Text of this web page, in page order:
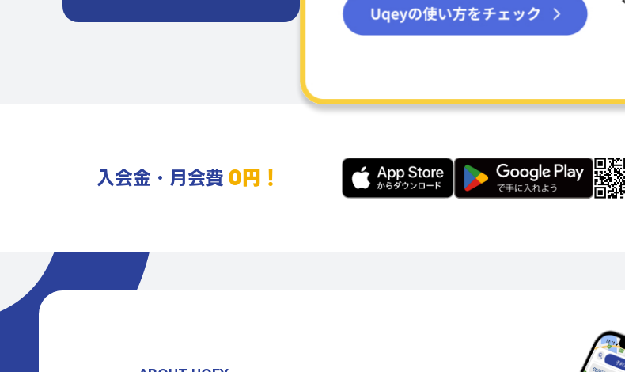
入会金・月会費0円！